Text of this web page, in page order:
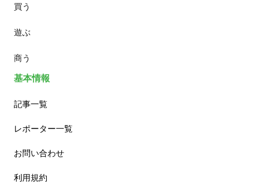
ランチ
カフェ
買う
遊ぶ
商う
基本情報
記事一覧
レポーター一覧
お問い合わせ
利用規約